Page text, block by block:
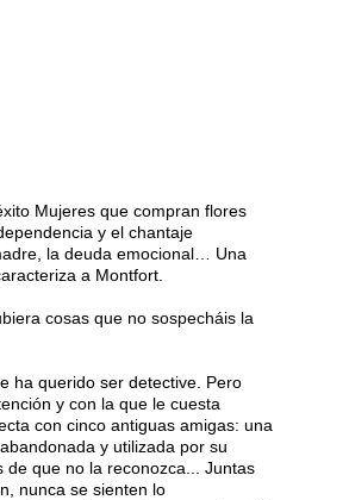
Mujeres que compran flores
y el chantaje
la deuda emocional… Una
a Montfort.
cosas que no sospecháis la
ha querido ser detective. Pero
y con la que le cuesta
con cinco antiguas amigas: una
y utilizada por su
que no la reconozca... Juntas
nunca se sienten lo